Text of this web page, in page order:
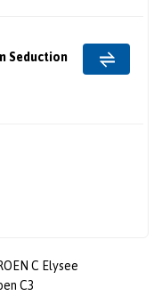
Seduction
C Elysee
C3